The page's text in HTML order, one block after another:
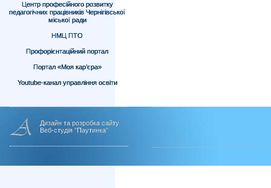
Центр професійного розвитку
педагогічних працівників Чернігівської
міської ради
НМЦ ПТО
Профорієнтаційний портал
Портал «Моя кар’єра»
Youtube-канал управління освіти
Дизайн та розробка сайту
Веб-студія "Паутинка"